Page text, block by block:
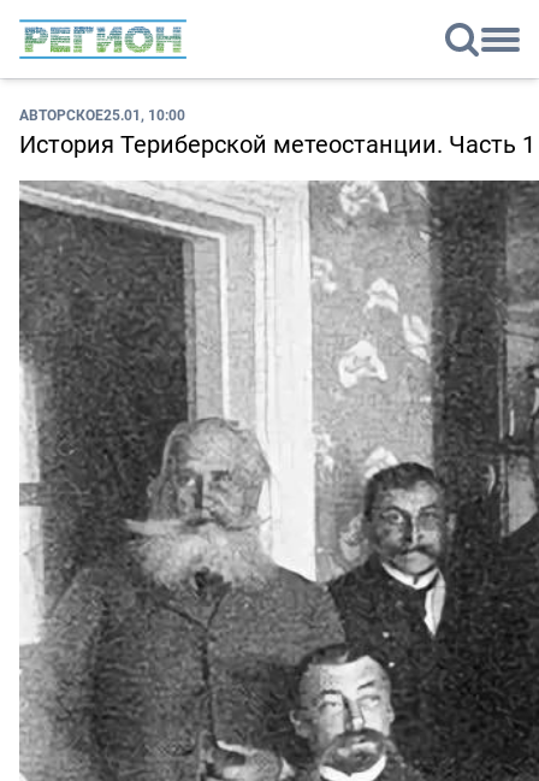
АВТОРСКОЕ25.01, 10:00
История Териберской метеостанции. Часть 1